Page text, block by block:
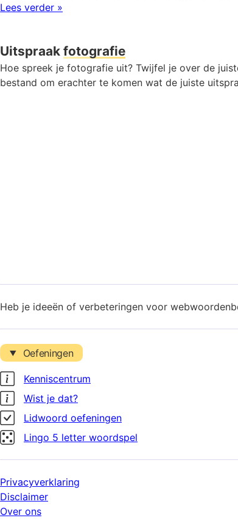
Lees verder »
Uitspraak fotografie
Hoe spreek je fotografie uit? Twijfel je over de
bestand om erachter te komen wat de juiste
Heb je ideeën of verbeteringen voor
Oefeningen
Kenniscentrum
Wist je dat?
Lidwoord oefeningen
Lingo 5 letter woordspel
Privacyverklaring
Disclaimer
Over ons